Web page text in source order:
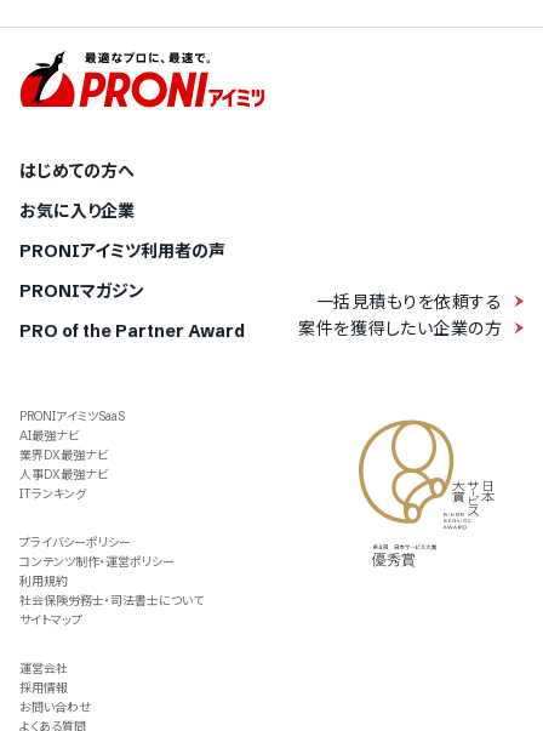
はじめての方へ
お気に入り企業
PRONIアイミツ利用者の声
PRONIマガジン
PRO of the Partner Award
一括見積もりを依頼する
案件を獲得したい企業の方
PRONIアイミツSaaS
AI最強ナビ
業界DX最強ナビ
人事DX最強ナビ
ITランキング
プライバシーポリシー
コンテンツ制作・運営ポリシー
利用規約
社会保険労務士・司法書士について
サイトマップ
運営会社
採用情報
お問い合わせ
よくある質問